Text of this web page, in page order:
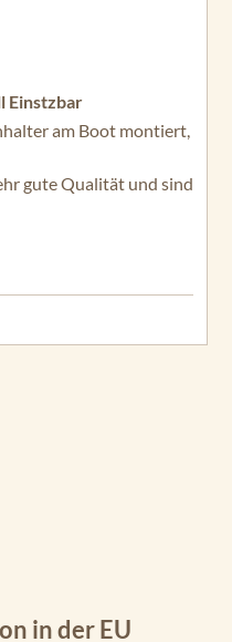
Einstzbar
am Boot montiert,
gute Qualität und sind
in der EU